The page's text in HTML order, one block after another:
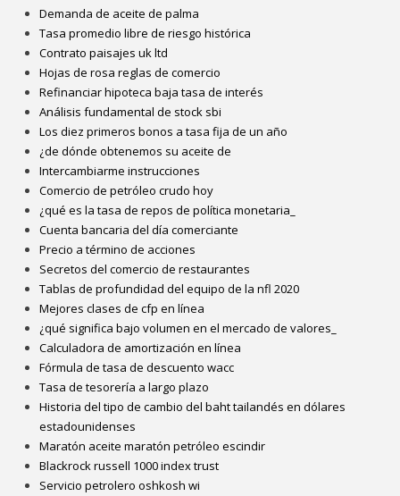
Demanda de aceite de palma
Tasa promedio libre de riesgo histórica
Contrato paisajes uk ltd
Hojas de rosa reglas de comercio
Refinanciar hipoteca baja tasa de interés
Análisis fundamental de stock sbi
Los diez primeros bonos a tasa fija de un año
¿de dónde obtenemos su aceite de
Intercambiarme instrucciones
Comercio de petróleo crudo hoy
¿qué es la tasa de repos de política monetaria_
Cuenta bancaria del día comerciante
Precio a término de acciones
Secretos del comercio de restaurantes
Tablas de profundidad del equipo de la nfl 2020
Mejores clases de cfp en línea
¿qué significa bajo volumen en el mercado de valores_
Calculadora de amortización en línea
Fórmula de tasa de descuento wacc
Tasa de tesorería a largo plazo
Historia del tipo de cambio del baht tailandés en dólares
estadounidenses
Maratón aceite maratón petróleo escindir
Blackrock russell 1000 index trust
Servicio petrolero oshkosh wi